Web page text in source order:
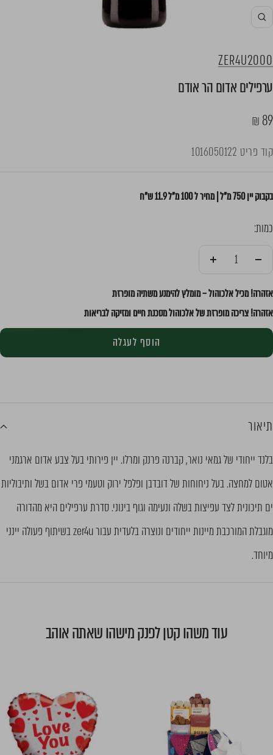
ZER4U2000
ערפילים אדום הר אודם
מחיר
מבצע
89 ₪
קוד פריט 1016050122
בקבוק יין 750 מ"ל | מחיר ל 100 מ"ל 11.9 ש"ח
כמות:
אזהרה! מכיל אלכוהול – מומלץ להימנע משתיה מופרזת
אזהרה! צריכה מופרזת של אלכוהול מסכנת חיים ומזיקה לבריאות
הוסף לעגלה
תיאור
בלנד ייחודי של גמאי נואר, קברנה פרנק ומרלו. יין פירותי בעל צבע אדום ארגמני
אטום למחצה. בעל ניחוחות של דובדבן ופלפל ירוק וטעמי פרי אדום בשל ותיבוליות
ים תיכונית לצד עפיצות בשלה ונעימה וגוף בינוני. סדרת ערפילים היא מהדורה
מוגבלת המורכבת מיינות ייחודים ונוצרה בלעדית עבור zer4u בשיתוף פעולה יינני
מיוחד.
עוד משהו קטן לפנק מישהו שאתה אוהב